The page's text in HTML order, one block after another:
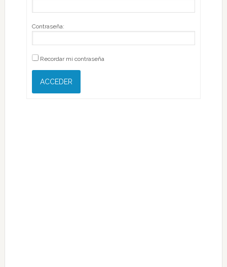
Contraseña:
Recordar mi contraseña
ACCEDER